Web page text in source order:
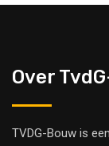
Over
TVDG-Bouw is